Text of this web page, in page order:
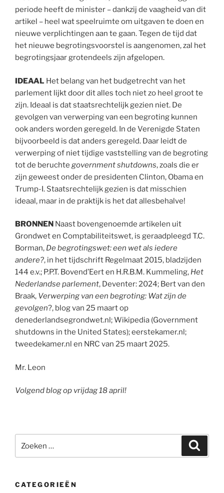
periode heeft de minister – dankzij de vaagheid van dit
artikel – heel wat speelruimte om uitgaven te doen en
nieuwe verplichtingen aan te gaan. Tegen de tijd dat
het nieuwe begrotingsvoorstel is aangenomen, zal het
begrotingsjaar grotendeels zijn afgelopen.
IDEAAL Het belang van het budgetrecht van het
parlement lijkt door dit alles toch niet zo heel groot te
zijn. Ideaal is dat staatsrechtelijk gezien niet. De
gevolgen van verwerping van een begroting kunnen
ook anders worden geregeld. In de Verenigde Staten
bijvoorbeeld is dat anders geregeld. Daar leidt de
verwerping of niet tijdige vaststelling van de begroting
tot de beruchte government shutdowns, zoals die er
zijn geweest onder de presidenten Clinton, Obama en
Trump-I. Staatsrechtelijk gezien is dat misschien
ideaal, maar in de praktijk is het dat allesbehalve!
BRONNEN Naast bovengenoemde artikelen uit
Grondwet en Comptabiliteitswet, is geraadpleegd T.C.
Borman, De begrotingswet: een wet als iedere
andere?, in het tijdschrift Regelmaat 2015, bladzijden
144 e.v.; P.P.T. Bovend’Eert en H.R.B.M. Kummeling, Het
Nederlandse parlement, Deventer: 2024; Bert van den
Braak, Verwerping van een begroting: Wat zijn de
gevolgen?, blog van 25 maart op
denederlandsegrondwet.nl; Wikipedia (Government
shutdowns in the United States); eerstekamer.nl;
tweedekamer.nl en NRC van 25 maart 2025.
Mr. Leon
Volgend blog op vrijdag 18 april!
naar:
CATEGORIEËN